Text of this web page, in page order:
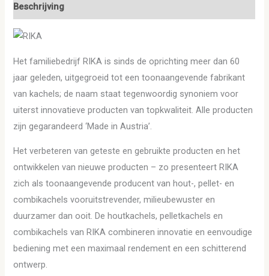
Beschrijving
Het familiebedrijf RIKA is sinds de oprichting meer dan 60
jaar geleden, uitgegroeid tot een toonaangevende fabrikant
van kachels; de naam staat tegenwoordig synoniem voor
uiterst innovatieve producten van topkwaliteit. Alle producten
zijn gegarandeerd ‘Made in Austria’.
Het verbeteren van geteste en gebruikte producten en het
ontwikkelen van nieuwe producten – zo presenteert RIKA
zich als toonaangevende producent van hout-, pellet- en
combikachels vooruitstrevender, milieubewuster en
duurzamer dan ooit. De houtkachels, pelletkachels en
combikachels van RIKA combineren innovatie en eenvoudige
bediening met een maximaal rendement en een schitterend
ontwerp.